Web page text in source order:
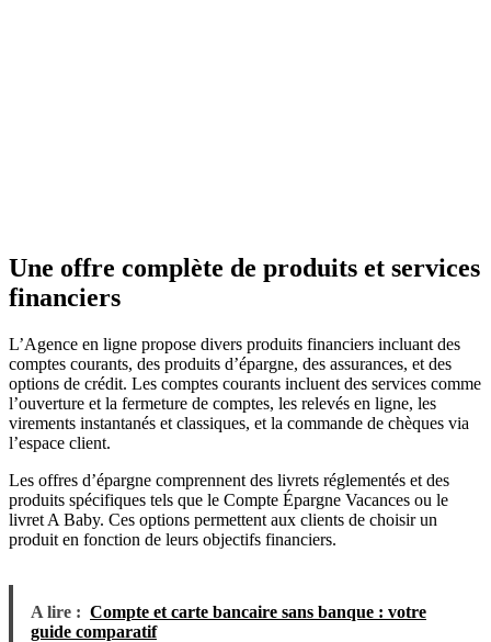
Une offre complète de produits et services
financiers
L’Agence en ligne propose divers produits financiers incluant des
comptes courants, des produits d’épargne, des assurances, et des
options de crédit. Les comptes courants incluent des services comme
l’ouverture et la fermeture de comptes, les relevés en ligne, les
virements instantanés et classiques, et la commande de chèques via
l’espace client.
Les offres d’épargne comprennent des livrets réglementés et des
produits spécifiques tels que le Compte Épargne Vacances ou le
livret A Baby. Ces options permettent aux clients de choisir un
produit en fonction de leurs objectifs financiers.
A lire : Compte et carte bancaire sans banque : votre
guide comparatif